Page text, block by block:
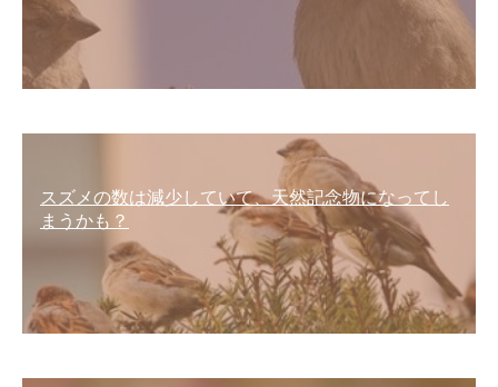
スズメの数は減少していて、天然記念物になってし
まうかも？